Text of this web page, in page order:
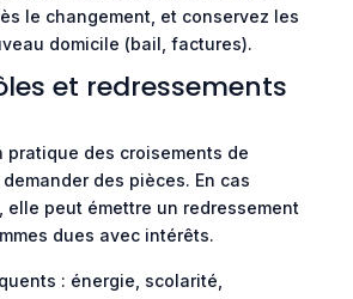
le changement, et conservez les
domicile (bail, factures).
et redressements
pratique des croisements de
des pièces. En cas
elle peut émettre un redressement
dues avec intérêts.
: énergie, scolarité,